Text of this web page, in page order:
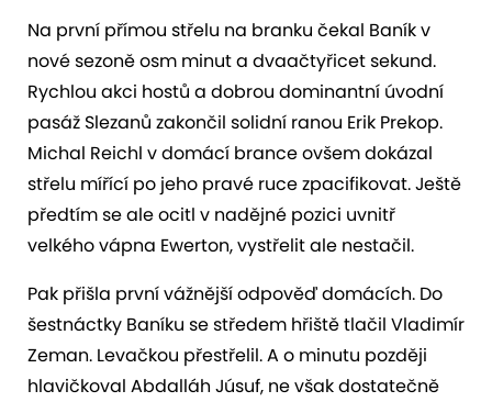
Na první přímou střelu na branku čekal Baník v
nové sezoně osm minut a dvaačtyřicet sekund.
Rychlou akci hostů a dobrou dominantní úvodní
pasáž Slezanů zakončil solidní ranou Erik Prekop.
Michal Reichl v domácí brance ovšem dokázal
střelu mířící po jeho pravé ruce zpacifikovat. Ještě
předtím se ale ocitl v nadějné pozici uvnitř
velkého vápna Ewerton, vystřelit ale nestačil.
Pak přišla první vážnější odpověď domácích. Do
šestnáctky Baníku se středem hřiště tlačil Vladimír
Zeman. Levačkou přestřelil. A o minutu později
hlavičkoval Abdalláh Júsuf, ne však dostatečně